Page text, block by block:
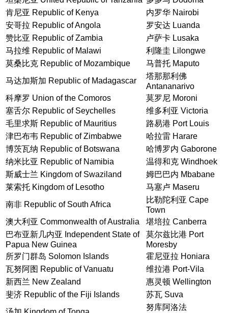
肯尼亚 Republic of Kenya
内罗华 Nairobi
安哥拉 Republic of Angola
罗安达 Luanda
赞比亚 Republic of Zambia
卢萨卡 Lusaka
马拉维 Republic of Malawi
利隆圭 Lilongwe
莫桑比克 Republic of Mozambique
马普托 Maputo
马达加斯加 Republic of Madagascar
塔那那利佛
Antananarivo
科摩罗 Union of the Comoros
莫罗尼 Moroni
塞舌尔 Republic of Seychelles
维多利亚 Victoria
毛里求斯 Republic of Mauritius
路易港 Port Louis
津巴布韦 Republic of Zimbabwe
哈拉雷 Harare
博茨瓦纳 Republic of Botswana
哈博罗内 Gaborone
纳米比亚 Republic of Namibia
温得和克 Windhoek
斯威士兰 Kingdom of Swaziland
姆巴巴内 Mbabane
莱索托 Kingdom of Lesotho
马塞卢 Maseru
南非 Republic of South Africa
比勒陀利亚 Cape
Town
澳大利亚 Commonwealth of Australia
堪培拉 Canberra
巴布亚新几内亚 Independent State of
Papua New Guinea
莫尔兹比港 Port
Moresby
所罗门群岛 Solomon Islands
霍尼亚拉 Honiara
瓦努阿图 Republic of Vanuatu
维拉港 Port-Vila
新西兰 New Zealand
惠灵顿 Wellington
斐济 Republic of the Fiji Islands
苏瓦 Suva
努库阿洛法